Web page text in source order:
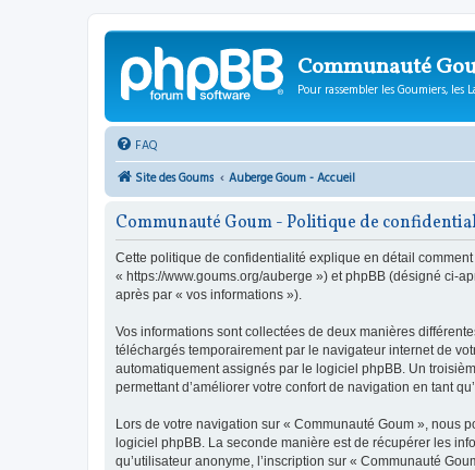
Communauté
Pour rassembler les Goumiers, les
FAQ
Site des Goums
Auberge Goum - Accueil
Communauté Goum - Politique de
Cette politique de confidentialité explique en détail
« https://www.goums.org/auberge ») et phpBB (désigné ci-
après par « vos informations »).
Vos informations sont collectées de deux manières
téléchargés temporairement par le navigateur internet de
automatiquement assignés par le logiciel phpBB. Un
permettant d’améliorer votre confort de navigation en tant
Lors de votre navigation sur « Communauté Goum », nous
logiciel phpBB. La seconde manière est de récupérer les
qu’utilisateur anonyme, l’inscription sur « Communauté